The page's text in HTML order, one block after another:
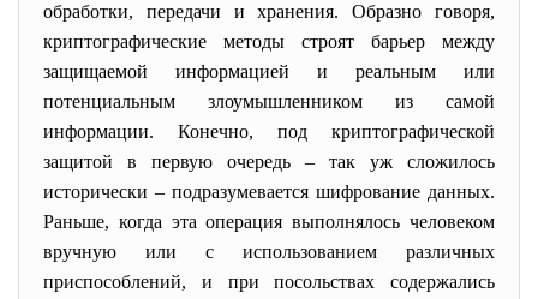
обработки, передачи и хранения. Образно говоря,
криптографические методы строят барьер между
защищаемой информацией и реальным или
потенциальным злоумышленником из самой
информации. Конечно, под криптографической
защитой в первую очередь – так уж сложилось
исторически – подразумевается шифрование данных.
Раньше, когда эта операция выполнялось человеком
вручную или с использованием различных
приспособлений, и при посольствах содержались